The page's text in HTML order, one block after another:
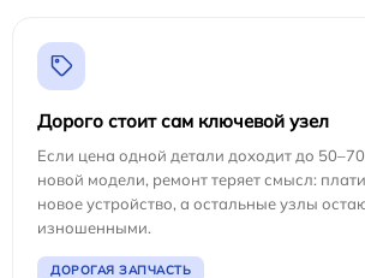
Дорого стоит сам ключевой узел
Если цена одной детали доходит до
новой модели, ремонт теряет смысл:
новое устройство, а остальные узлы
изношенными.
ДОРОГАЯ ЗАПЧАСТЬ